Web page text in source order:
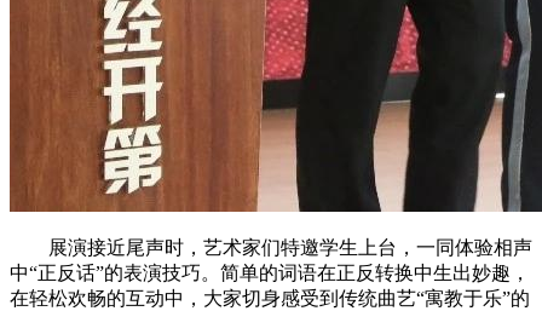
展演接近尾声时，艺术家们特邀学生上台，一同体验相声
中“正反话”的表演技巧。简单的词语在正反转换中生出妙趣，
在轻松欢畅的互动中，大家切身感受到传统曲艺“寓教于乐”的